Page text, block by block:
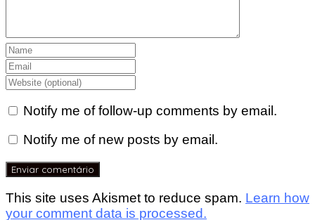
Notify me of follow-up comments by email.
Notify me of new posts by email.
This site uses Akismet to reduce spam. Learn how
your comment data is processed.